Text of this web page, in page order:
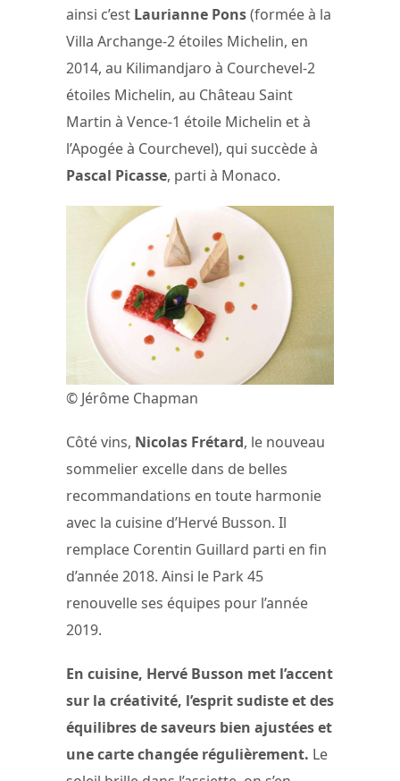
ainsi c’est Laurianne Pons(formée à la
Villa Archange-2 étoiles Michelin, en
2014, au Kilimandjaro à Courchevel-2
étoiles Michelin, au Château Saint
Martin à Vence-1 étoile Michelin et à
l’Apogée à Courchevel), qui succède à
Pascal Picasse, parti à Monaco.
© Jérôme Chapman
Côté vins, Nicolas Frétard, le nouveau
sommelier excelle dans de belles
recommandations en toute harmonie
avec la cuisine d’Hervé Busson. Il
remplace Corentin Guillard parti en fin
d’année 2018. Ainsi le Park 45
renouvelle ses équipes pour l’année
2019.
En cuisine, Hervé Busson met l’accent
sur la créativité, l’esprit sudiste et des
équilibres de saveurs bien ajustées et
une carte changée régulièrement. Le